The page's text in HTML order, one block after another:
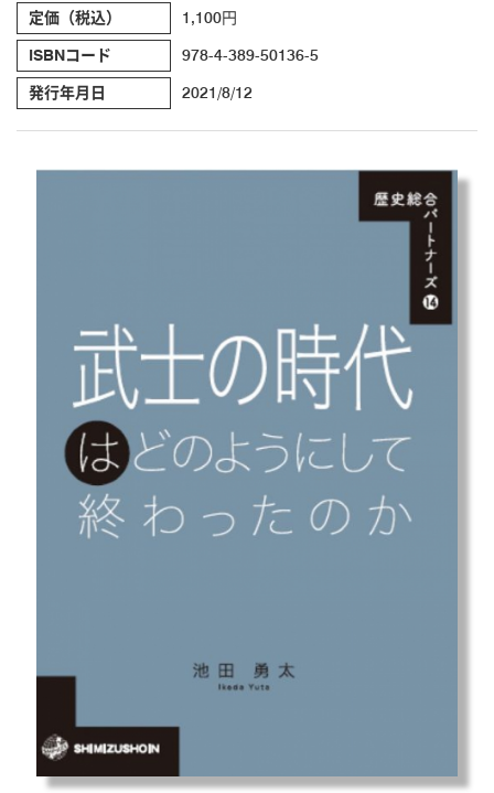
定価（税込） 1,100円
ISBNコード 978-4-389-50136-5
発行年月日 2021/8/12